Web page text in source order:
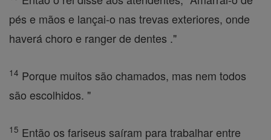
pés e mãos e lançai-o nas trevas exteriores, onde
haverá choro e ranger de dentes ."
14 Porque muitos são chamados, mas nem todos
são escolhidos. "
15 Então os fariseus saíram para trabalhar entre